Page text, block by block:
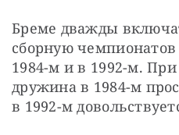
Бреме дважды
сборную
1984-м и в 1992-м.
дружина в 1984-м
в 1992-м